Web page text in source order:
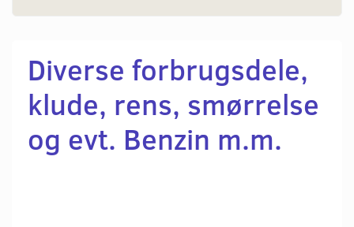
Diverse forbrugsdele,
klude, rens, smørrelse
og evt. Benzin m.m.